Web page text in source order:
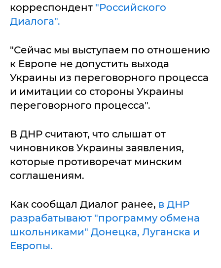
корреспондент "Российского
Диалога".
"Сейчас мы выступаем по отношению
к Европе не допустить выхода
Украины из переговорного процесса
и имитации со стороны Украины
переговорного процесса".
В ДНР считают, что слышат от
чиновников Украины заявления,
которые противоречат минским
соглашениям.
Как сообщал Диалог ранее, в ДНР
разрабатывают "программу обмена
школьниками" Донецка, Луганска и
Европы.